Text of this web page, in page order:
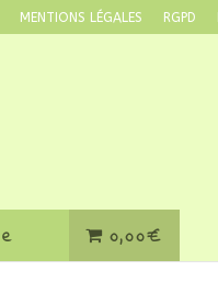
MENTIONS LÉGALES RGPD
0,00€